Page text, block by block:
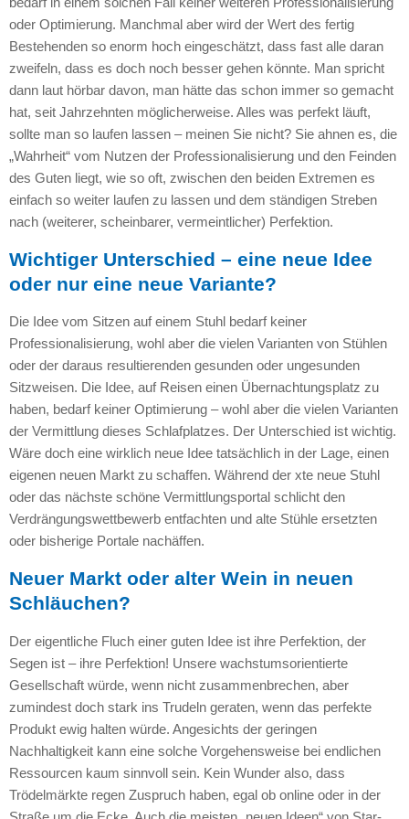
oder Optimierung. Manchmal aber wird der Wert des fertig
Bestehenden so enorm hoch eingeschätzt, dass fast alle daran
zweifeln, dass es doch noch besser gehen könnte. Man spricht
dann laut hörbar davon, man hätte das schon immer so gemacht
hat, seit Jahrzehnten möglicherweise. Alles was perfekt läuft,
sollte man so laufen lassen – meinen Sie nicht? Sie ahnen es, die
„Wahrheit“ vom Nutzen der Professionalisierung und den Feinden
des Guten liegt, wie so oft, zwischen den beiden Extremen es
einfach so weiter laufen zu lassen und dem ständigen Streben
nach (weiterer, scheinbarer, vermeintlicher) Perfektion.
Wichtiger Unterschied – eine neue Idee
oder nur eine neue Variante?
Die Idee vom Sitzen auf einem Stuhl bedarf keiner
Professionalisierung, wohl aber die vielen Varianten von Stühlen
oder der daraus resultierenden gesunden oder ungesunden
Sitzweisen. Die Idee, auf Reisen einen Übernachtungsplatz zu
haben, bedarf keiner Optimierung – wohl aber die vielen Varianten
der Vermittlung dieses Schlafplatzes. Der Unterschied ist wichtig.
Wäre doch eine wirklich neue Idee tatsächlich in der Lage, einen
eigenen neuen Markt zu schaffen. Während der xte neue Stuhl
oder das nächste schöne Vermittlungsportal schlicht den
Verdrängungswettbewerb entfachten und alte Stühle ersetzten
oder bisherige Portale nachäffen.
Neuer Markt oder alter Wein in neuen
Schläuchen?
Der eigentliche Fluch einer guten Idee ist ihre Perfektion, der
Segen ist – ihre Perfektion! Unsere wachstumsorientierte
Gesellschaft würde, wenn nicht zusammenbrechen, aber
zumindest doch stark ins Trudeln geraten, wenn das perfekte
Produkt ewig halten würde. Angesichts der geringen
Nachhaltigkeit kann eine solche Vorgehensweise bei endlichen
Ressourcen kaum sinnvoll sein. Kein Wunder also, dass
Trödelmärkte regen Zuspruch haben, egal ob online oder in der